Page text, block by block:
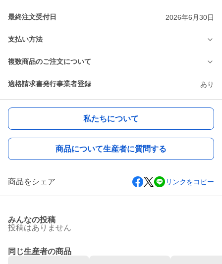
最終注文受付日 2026年6月30日
支払い方法
複数商品のご注文について
適格請求書発行事業者登録 あり
私たちについて
商品について生産者に質問する
商品をシェア リンクをコピー
みんなの投稿
投稿はありません
同じ生産者の商品